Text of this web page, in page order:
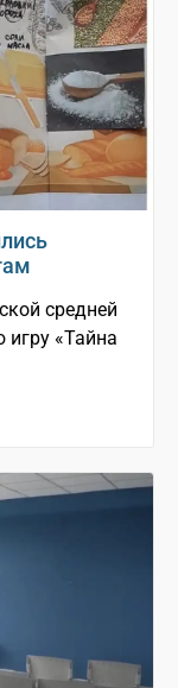
средней
«Тайна